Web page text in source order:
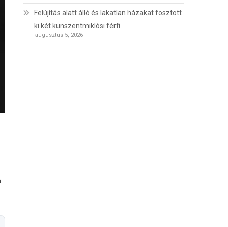
Felújítás alatt álló és lakatlan házakat fosztott
ki két kunszentmiklósi férfi
augusztus 5, 2026